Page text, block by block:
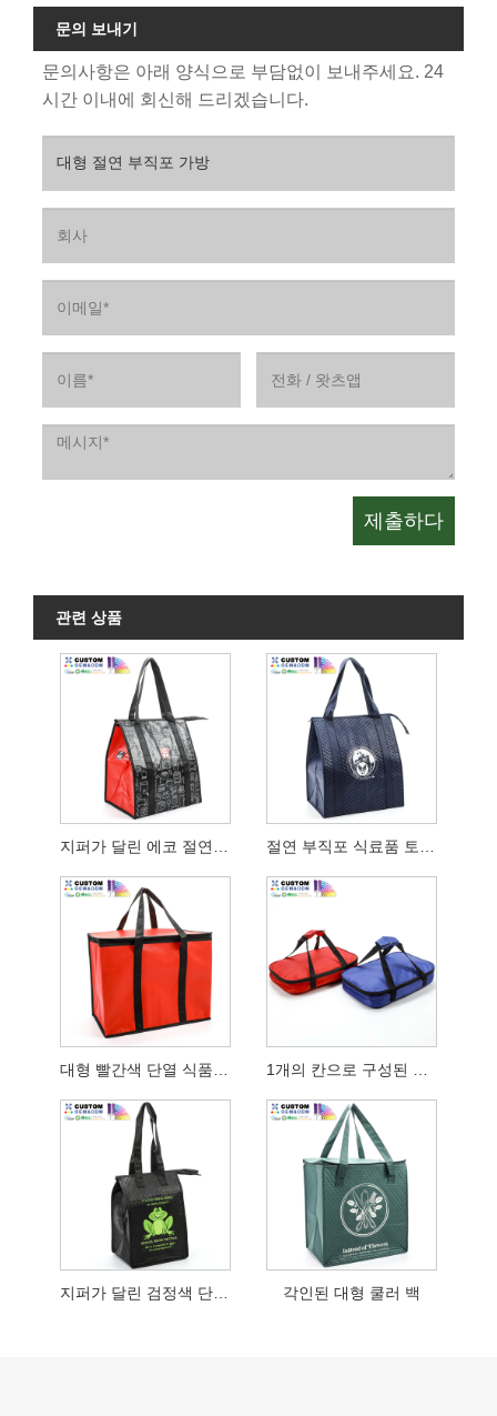
문의 보내기
문의사항은 아래 양식으로 부담없이 보내주세요. 24
시간 이내에 회신해 드리겠습니다.
관련 상품
지퍼가 달린 검정색 단열 도시락 가방 각인된 대형 쿨러 백